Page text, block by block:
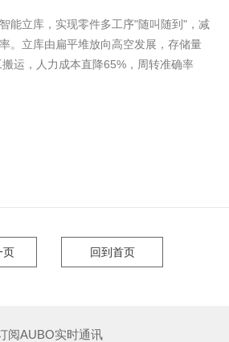
能立库，实现零件多工序"随叫随到" ，减
。立库由扁平堆放向高空发展，存储量
运，人力成本直降65% ，周转准确率
页 回到首页
阅AUBO实时通讯